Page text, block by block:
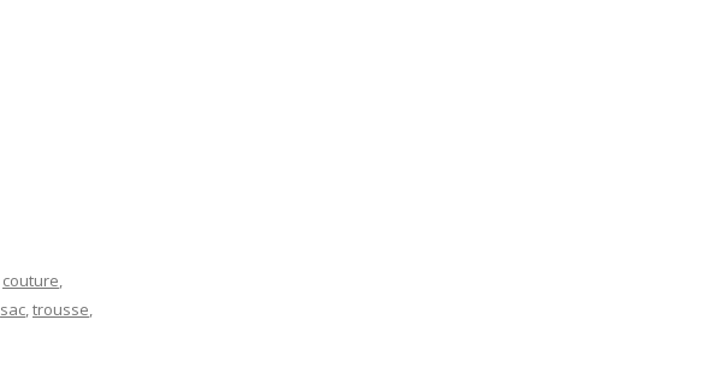
couture,
sac,trousse,